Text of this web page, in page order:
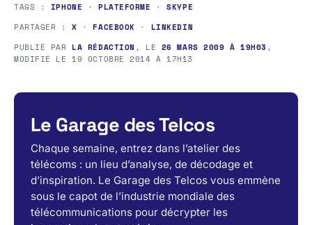
TAGS : IPHONE · PLATEFORME ·SKYPE
PARTAGER :X · FACEBOOK · LINKEDIN
PUBLIÉ PAR LA RÉDACTION , LE 26 MARS 2009 À 19H03 ,
MODIFIÉ LE19 OCTOBRE 2014 À 17H13
Le Garage des Telcos
Chaque semaine, entrez dans l’atelier des
télécoms : un lieu d’analyse, de décodage et
d’inspiration. Le Garage des Telcos vous emmène
sous le capot de l’industrie mondiale des
télécommunications pour décrypter les